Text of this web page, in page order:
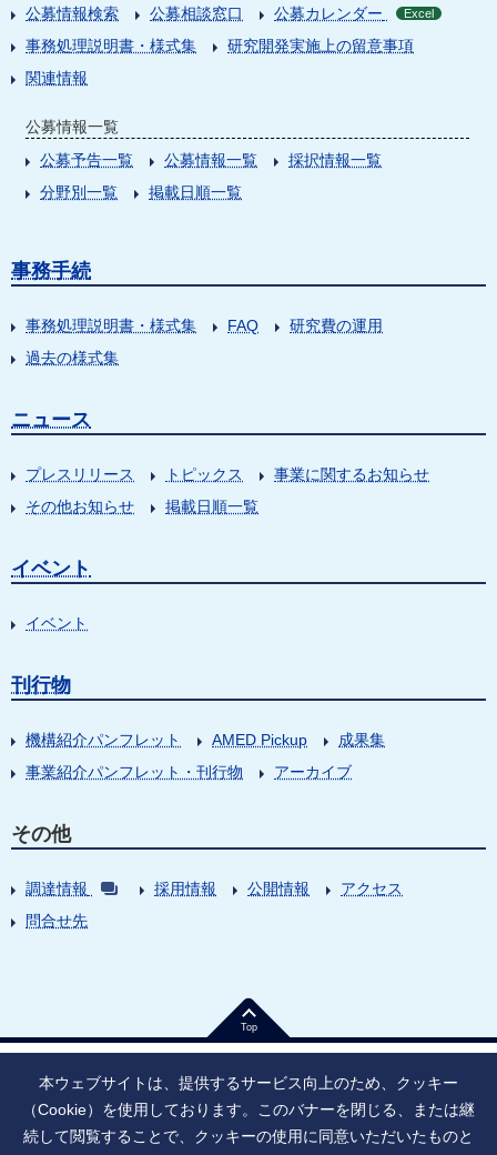
公募情報検索 公募相談窓口 公募カレンダー Excel
事務処理説明書・様式集
研究開発実施上の留意事項
関連情報
公募情報一覧
公募予告一覧
公募情報一覧
採択情報一覧
分野別一覧
掲載日順一覧
事務手続
事務処理説明書・様式集 FAQ
研究費の運用
過去の様式集
ニュース
プレスリリース トピックス
事業に関するお知らせ
その他お知らせ
掲載日順一覧
イベント
イベント
刊行物
機構紹介パンフレット AMED Pickup
成果集
事業紹介パンフレット・刊行物
アーカイブ
その他
調達情報 採用情報 公開情報
アクセス
問合せ先
Top
法人番号：9010005023796 東京都千代田区大手町1丁目7番1号
本ウェブサイトは、提供するサービス向上のため、クッキー
（Cookie）を使用しております。このバナーを閉じる、または継
続して閲覧することで、クッキーの使用に同意いただいたものと